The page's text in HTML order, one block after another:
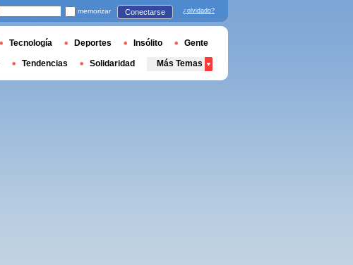
memorizar Conectarse ¿olvidado?
Tecnología Deportes Insólito Gente
Tendencias Solidaridad Más Temas